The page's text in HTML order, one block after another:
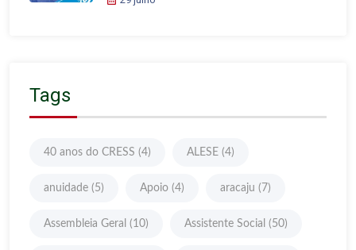
Tags
40 anos do CRESS (4) ALESE (4)
anuidade (5) Apoio (4) aracaju (7)
Assembleia Geral (10) Assistente Social (50)